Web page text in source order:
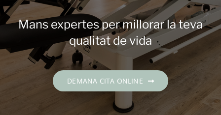
Contacte
Català
Mans expertes per millorar la teva
qualitat de vida
DEMANA CITA ONLINE